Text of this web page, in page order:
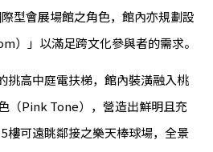
型會展場館之角色，館內亦規劃設
）」以滿足跨文化參與者的需求。
挑高中庭電扶梯，館內裝潢融入桃
（Pink Tone），營造出鮮明且充
樓可遠眺鄰接之樂天棒球場，全景